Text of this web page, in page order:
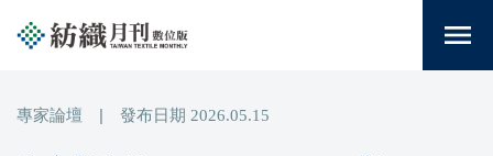
menu
專家論壇 | 發布日期 2026.05.15